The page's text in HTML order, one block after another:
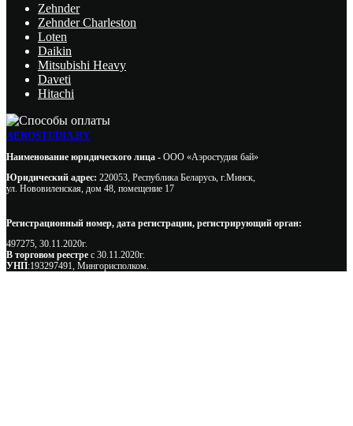
Zehnder
Zehnder Charleston
Loten
Daikin
Mitsubishi Heavy
Daveti
Hitachi
AEROSTUDIA.BY
Наименование юридического лица - ООО «Аэростудия бай»
Юридический адрес: 220053, Республика Беларусь, г.Минск,
ул. Нововиленская, дом 48, помещение 17
Регистрационный номер, дата регистрации, регистрирующий орган:
497275, 30.11.2020г.
В торговом реестре с 30.11.2020г.
УНП:193297491, Мингорисполком.